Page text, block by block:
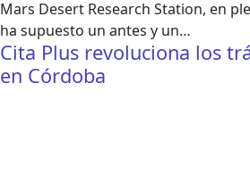
Mars Desert Research Station, en
ha supuesto un antes y un…
Cita Plus revoluciona los
en Córdoba